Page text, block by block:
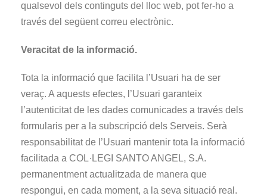
qualsevol dels continguts del lloc web, pot fer-ho a
través del següent correu electrònic.
Veracitat de la informació.
Tota la informació que facilita l’Usuari ha de ser
veraç. A aquests efectes, l’Usuari garanteix
l’autenticitat de les dades comunicades a través dels
formularis per a la subscripció dels Serveis. Serà
responsabilitat de l’Usuari mantenir tota la informació
facilitada a COL·LEGI SANTO ANGEL, S.A.
permanentment actualitzada de manera que
respongui, en cada moment, a la seva situació real.